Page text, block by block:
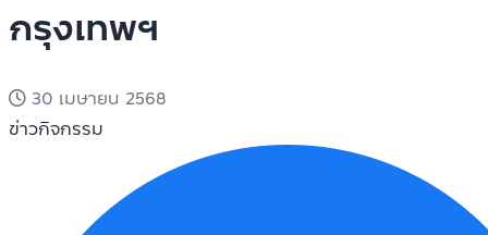
กรุงเทพฯ
30 เมษายน 2568
ข่าวกิจกรรม